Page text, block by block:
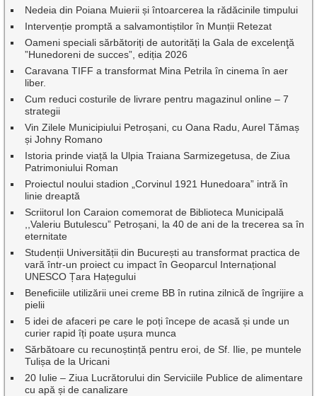
Nedeia din Poiana Muierii și întoarcerea la rădăcinile timpului
Intervenție promptă a salvamontiștilor în Munții Retezat
Oameni speciali sărbătoriți de autorități la Gala de excelenţă
”Hunedoreni de succes”, ediția 2026
Caravana TIFF a transformat Mina Petrila în cinema în aer
liber.
Cum reduci costurile de livrare pentru magazinul online – 7
strategii
Vin Zilele Municipiului Petroșani, cu Oana Radu, Aurel Tămaș
și Johny Romano
Istoria prinde viață la Ulpia Traiana Sarmizegetusa, de Ziua
Patrimoniului Roman
Proiectul noului stadion „Corvinul 1921 Hunedoara” intră în
linie dreaptă
Scriitorul Ion Caraion comemorat de Biblioteca Municipală
,,Valeriu Butulescu” Petroșani, la 40 de ani de la trecerea sa în
eternitate
Studenții Universității din București au transformat practica de
vară într-un proiect cu impact în Geoparcul Internațional
UNESCO Țara Hațegului
Beneficiile utilizării unei creme BB în rutina zilnică de îngrijire a
pielii
5 idei de afaceri pe care le poți începe de acasă și unde un
curier rapid îți poate ușura munca
Sărbătoare cu recunoștință pentru eroi, de Sf. Ilie, pe muntele
Tulișa de la Uricani
20 Iulie – Ziua Lucrătorului din Serviciile Publice de alimentare
cu apă și de canalizare